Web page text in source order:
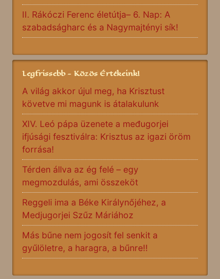
II. Rákóczi Ferenc életútja– 6. Nap: A
szabadságharc és a Nagymajtényi sík!
Legfrissebb - Közös Értékeink!
A világ akkor újul meg, ha Krisztust
követve mi magunk is átalakulunk
XIV. Leó pápa üzenete a međugorjei
ifjúsági fesztiválra: Krisztus az igazi öröm
forrása!
Térden állva az ég felé – egy
megmozdulás, ami összeköt
Reggeli ima a Béke Királynőjéhez, a
Medjugorjei Szűz Máriához
Más bűne nem jogosít fel senkit a
gyűlöletre, a haragra, a bűnre!!